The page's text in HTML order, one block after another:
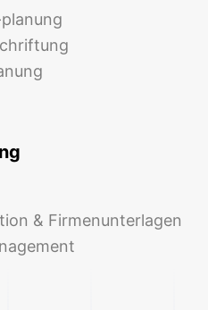
& Firmenunterlagen